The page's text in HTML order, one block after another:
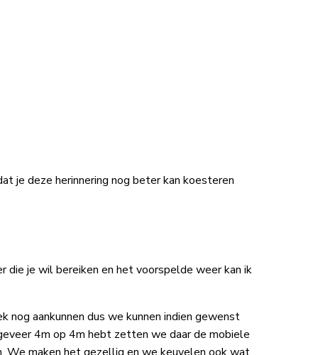
je deze herinnering nog beter kan koesteren
je wil bereiken en het voorspelde weer kan ik
aankunnen dus we kunnen indien gewenst
4m op 4m hebt zetten we daar de mobiele
We maken het gezellig en we keuvelen ook wat